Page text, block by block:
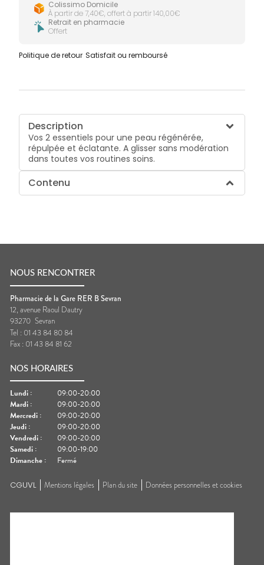
Colissimo Domicile
À partir de 7,40€, offert à partir 140,00€
Retrait en pharmacie
Offert
Politique de retour Satisfait ou remboursé
Description
Vos 2 essentiels pour une peau régénérée,
répulpée et éclatante. A glisser sans modération
dans toutes vos routines soins.
Contenu
NOUS RENCONTRER
Pharmacie de la Gare RER B Sevran
12, avenue Raoul Dautry
93270 Sevran
Tel : 01 43 84 80 84
Fax : 01 43 84 81 62
NOS HORAIRES
Lundi :
09:00-20:00
Mardi :
09:00-20:00
Mercredi :
09:00-20:00
Jeudi :
09:00-20:00
Vendredi :
09:00-20:00
Samedi :
09:00-19:00
Dimanche : Fermé
CGUVL Mentions légales Plan du site Données personnelles et cookies